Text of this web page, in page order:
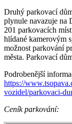
Druhý parkovací
plynule navazuje na
201 parkovacích
hlídané kamerovým
možnost parkování
města. Parkovací
Podrobenější
https://
vozidel/parkovaci-
Ceník parkování: